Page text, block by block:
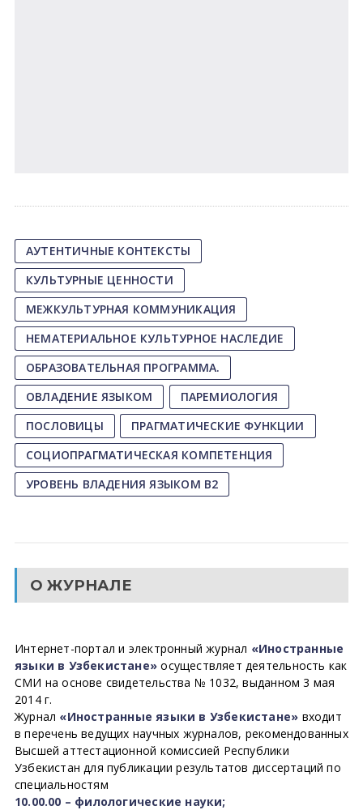
АУТЕНТИЧНЫЕ КОНТЕКСТЫ
КУЛЬТУРНЫЕ ЦЕННОСТИ
МЕЖКУЛЬТУРНАЯ КОММУНИКАЦИЯ
НЕМАТЕРИАЛЬНОЕ КУЛЬТУРНОЕ НАСЛЕДИЕ
ОБРАЗОВАТЕЛЬНАЯ ПРОГРАММА.
ОВЛАДЕНИЕ ЯЗЫКОМ
ПАРЕМИОЛОГИЯ
ПОСЛОВИЦЫ
ПРАГМАТИЧЕСКИЕ ФУНКЦИИ
СОЦИОПРАГМАТИЧЕСКАЯ КОМПЕТЕНЦИЯ
УРОВЕНЬ ВЛАДЕНИЯ ЯЗЫКОМ B2
О ЖУРНАЛЕ
Интернет-портал и электронный журнал «Иностранные
языки в Узбекистане» осуществляет деятельность как
СМИ на основе свидетельства № 1032, выданном 3 мая
2014 г.
Журнал «Иностранные языки в Узбекистане» входит
в перечень ведущих научных журналов, рекомендованных
Высшей аттестационной комиссией Республики
Узбекистан для публикации результатов диссертаций по
специальностям
10.00.00 – филологические науки;